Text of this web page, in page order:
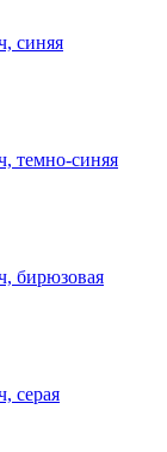
синяя
темно-синяя
бирюзовая
серая